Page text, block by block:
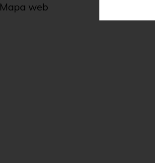
Mapa web